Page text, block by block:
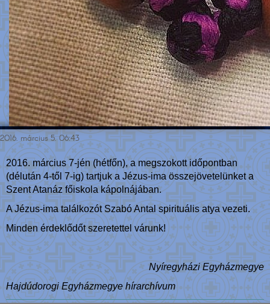
2016. március 5. 06:43
2016. március 7-jén (hétfőn), a megszokott időpontban
(délután 4-től 7-ig) tartjuk a Jézus-ima összejövetelünket a
Szent Atanáz főiskola kápolnájában.
A Jézus-ima találkozót Szabó Antal spirituális atya vezeti.
Minden érdeklődőt szeretettel várunk!
Nyíregyházi Egyházmegye
Hajdúdorogi Egyházmegye hírarchívum